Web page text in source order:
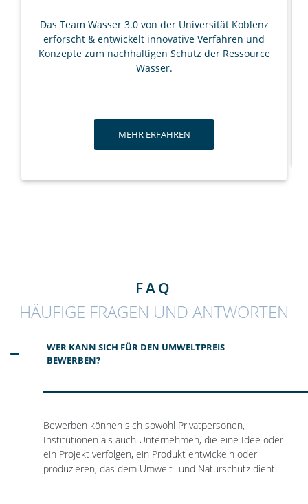
Das Team Wasser 3.0 von der Universität Koblenz
erforscht & entwickelt innovative Verfahren und
Konzepte zum nachhaltigen Schutz der Ressource
Wasser.
MEHR ERFAHREN
FAQ
HÄUFIGE FRAGEN UND ANTWORTEN
WER KANN SICH FÜR DEN UMWELTPREIS
BEWERBEN?
Bewerben können sich sowohl Privatpersonen,
Institutionen als auch Unternehmen, die eine Idee oder
ein Projekt verfolgen, ein Produkt entwickeln oder
produzieren, das dem Umwelt- und Naturschutz dient.